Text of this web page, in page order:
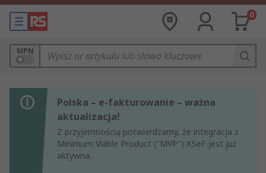
0
MPN
Polska – e-fakturowanie – ważna
aktualizacja!
Z przyjemnością potwierdzamy, że integracja z
Minimum Viable Product ("MVP") KSeF jest już
aktywna.